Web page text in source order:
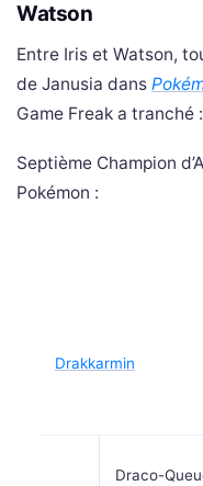
Watson
Entre Iris et Watson,
de Janusia dans
Game Freak a tranché
Septième Champion
Pokémon :
Drakkarmin
Draco-